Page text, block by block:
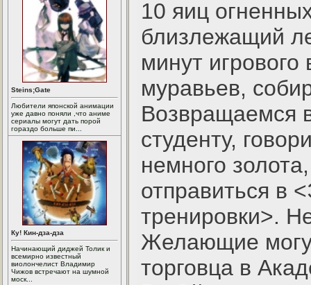
Steins;Gate
Любители японской анимации
уже давно поняли ,что аниме
сериалы могут дать порой
гораздо больше пи...
Ку! Кин-дза-дза
Начинающий диджей Толик и
всемирно известный
виолончелист Владимир
Чижов встречают на шумной
моск...
10 яиц
близлежащий
минут
муравьев,
Возвращаемся
студенту,
немного
отправиться в
тренировки>.
Желающие
торговца в